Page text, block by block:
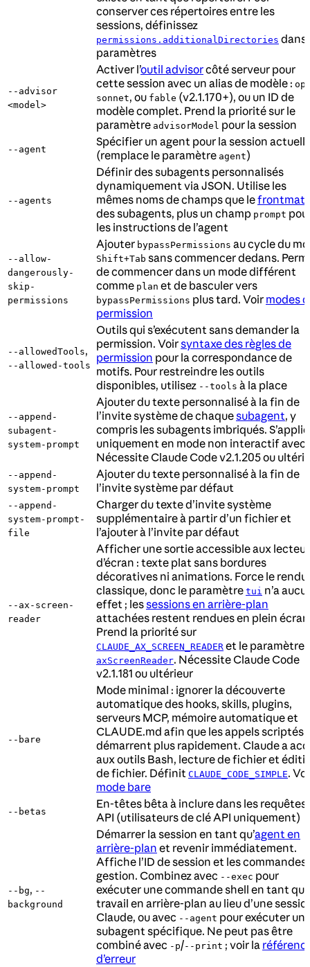
conserver ces répertoires entre les
sessions, définissez
permissions.additionalDirectories dans
paramètres
--advisor
<model>
Activer l’outil advisorcôté serveur pour
cette session avec un alias de modèle :
sonnet, ou fable (v2.1.170+), ou un ID de
modèle complet. Prend la priorité sur le
paramètre advisorModel pour la session
--agent
Spécifier un agent pour la session
(remplace le paramètre agent)
--agents
Définir des subagents personnalisés
dynamiquement via JSON. Utilise les
mêmes noms de champs que le
des subagents, plus un champ prompt
les instructions de l’agent
--allow-
dangerously-
skip-
permissions
Ajouter bypassPermissions au cycle du
Shift+Tab sans commencer dedans.
de commencer dans un mode différent
comme plan et de basculer vers
bypassPermissions plus tard. Voir modes
permission
--allowedTools,
--allowed-tools
Outils qui s’exécutent sans demander la
permission. Voirsyntaxe des règles de
permission pour la correspondance de
motifs. Pour restreindre les outils
disponibles, utilisez --tools à la place
--append-
subagent-
system-prompt
Ajouter du texte personnalisé à la fin de
l’invite système de chaquesubagent, y
compris les subagents imbriqués.
uniquement en mode non interactif avec
Nécessite Claude Code v2.1.205 ou
--append-
system-prompt
Ajouter du texte personnalisé à la fin de
l’invite système par défaut
--append-
system-prompt-
file
Charger du texte d’invite système
supplémentaire à partir d’un fichier et
l’ajouter à l’invite par défaut
--ax-screen-
reader
Afficher une sortie accessible aux
d’écran : texte plat sans bordures
décoratives ni animations. Force le rendu
classique, donc le paramètre tui n’a
effet ; lessessions en arrière-plan
attachées restent rendues en plein
Prend la priorité sur
CLAUDE_AX_SCREEN_READER et le paramètre
axScreenReader. Nécessite Claude Code
v2.1.181 ou ultérieur
--bare
Mode minimal : ignorer la découverte
automatique des hooks, skills, plugins,
serveurs MCP, mémoire automatique et
CLAUDE.md afin que les appels scriptés
démarrent plus rapidement. Claude a
aux outils Bash, lecture de fichier et
de fichier. Définit CLAUDE_CODE_SIMPLE.
mode bare
--betas
En-têtes bêta à inclure dans les requêtes
API (utilisateurs de clé API uniquement)
--bg, --
background
Démarrer la session en tant qu’agent en
arrière-plan et revenir immédiatement.
Affiche l’ID de session et les commandes
gestion. Combinez avec --exec pour
exécuter une commande shell en tant que
travail en arrière-plan au lieu d’une
Claude, ou avec --agent pour exécuter un
subagent spécifique. Ne peut pas être
combiné avec -p/--print ; voir la
d’erreur